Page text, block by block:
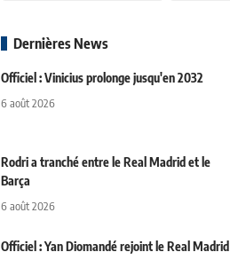
Dernières News
Officiel : Vinicius prolonge jusqu'en 2032
6 août 2026
Rodri a tranché entre le Real Madrid et le
Barça
6 août 2026
Officiel : Yan Diomandé rejoint le Real Madrid